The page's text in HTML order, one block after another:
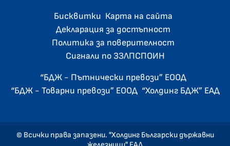
Бисквитки Карта на сайта
Декларация за достъпност
Политика за поверителност
Сигнали по ЗЗЛПСПОИН
“БДЖ - Пътнически превози” ЕООД
“БДЖ - Товарни превози” ЕООД “Холдинг БДЖ” ЕАД
© Всички права запазени. "Холдинг Български държавни